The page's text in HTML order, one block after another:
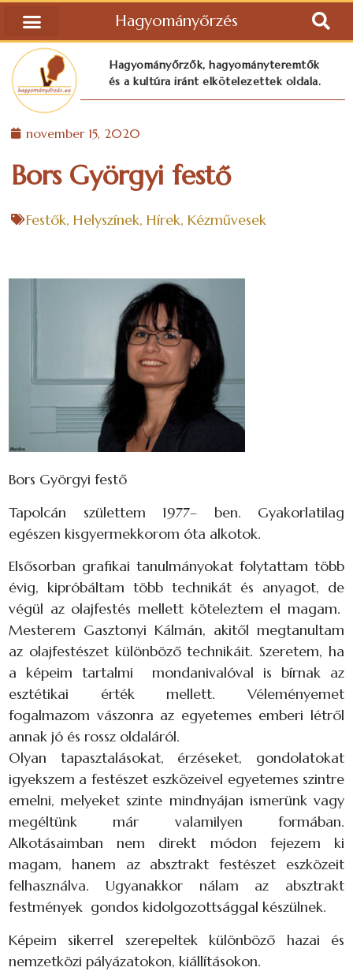
Hagyományőrzés
Hagyományőrzők, hagyományteremtők
és a kultúra iránt elkötelezettek oldala.
november 15, 2020
Bors Györgyi festő
Festők,Helyszínek,Hírek,Kézművesek
Bors Györgyi festő
Tapolcán születtem 1977– ben. Gyakorlatilag
egészen kisgyermekkorom óta alkotok.
Elsősorban grafikai tanulmányokat folytattam több
évig, kipróbáltam több technikát és anyagot, de
végül az olajfestés mellett köteleztem el magam.
Mesterem Gasztonyi Kálmán, akitől megtanultam
az olajfestészet különböző technikáit. Szeretem, ha
a képeim tartalmi mondanivalóval is bírnak az
esztétikai érték mellett. Véleményemet
fogalmazom vászonra az egyetemes emberi létről
annak jó és rossz oldaláról.
Olyan tapasztalásokat, érzéseket, gondolatokat
igyekszem a festészet eszközeivel egyetemes szintre
emelni, melyeket szinte mindnyájan ismerünk vagy
megéltünk már valamilyen formában.
Alkotásaimban nem direkt módon fejezem ki
magam, hanem az absztrakt festészet eszközeit
felhasználva. Ugyanakkor nálam az absztrakt
festmények gondos kidolgozottsággal készülnek.
Képeim sikerrel szerepeltek különböző hazai és
nemzetközi pályázatokon, kiállításokon.